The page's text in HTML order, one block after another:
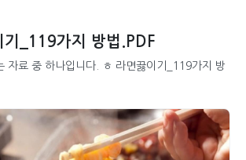
기_119가지 방법.PDF
자료 중 하나입니다. ㅎ 라면끓이기_119가지 방